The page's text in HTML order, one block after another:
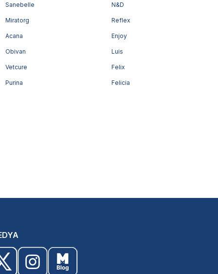
Sanebelle N&D
Miratorg Reflex
Acana Enjoy
Obivan Luis
Vetcure Felix
Purina Felicia